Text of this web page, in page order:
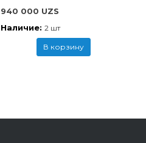
940 000 UZS
Наличие: 2 шт
В корзину